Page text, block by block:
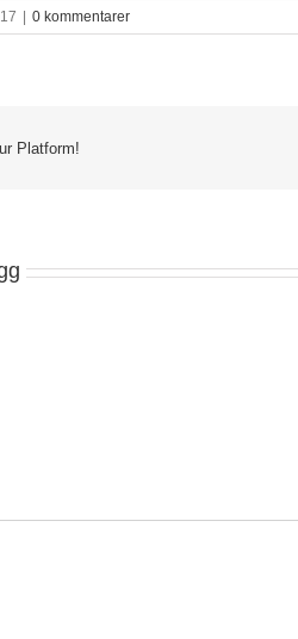
0 kommentarer
Platform!